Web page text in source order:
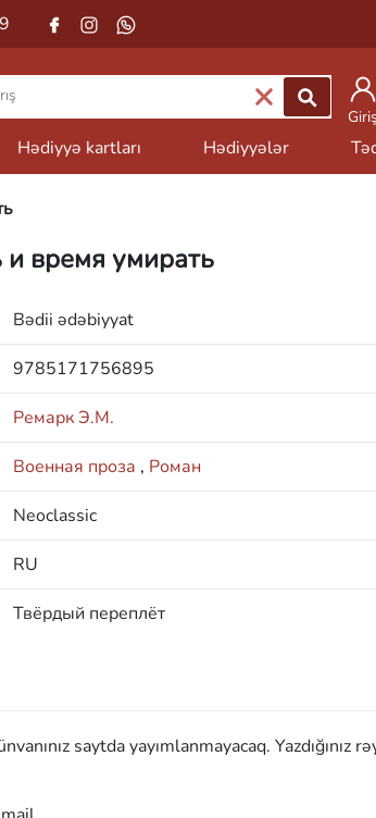
Giriş
Hədiyyə kartları Hədiyyələr
время умирать
Bədii ədəbiyyat
9785171756895
Ремарк Э.М.
Военная проза , Роман
Neoclassic
RU
Твёрдый переплёт
saytda yayımlanmayacaq. Yazdığınız